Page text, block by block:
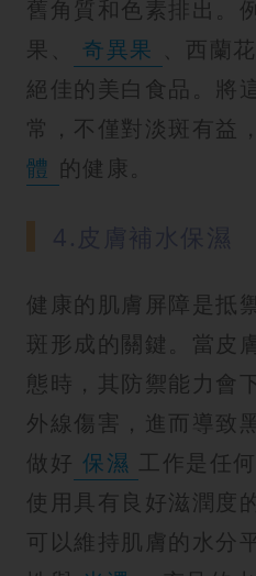
舊角質和色素排出。
果、
奇異果
、西蘭
絕佳的美白食品。將
常，不僅對淡斑有益
體 的健康。
健康的肌膚屏障是抵
斑形成的關鍵。當皮
態時，其防禦能力會
外線傷害，進而導致
做好 保濕 工作是任
使用具有良好滋潤度
可以維持肌膚的水分